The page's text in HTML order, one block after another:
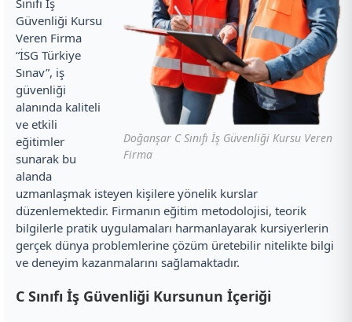
Doğanşar C Sınıfı İş Güvenliği Kursu Veren
Firma
Sınıfı İş
Güvenliği Kursu
Veren Firma
“İSG Türkiye
Sınav”, iş
güvenliği
alanında kaliteli
ve etkili
eğitimler
sunarak bu
alanda
uzmanlaşmak isteyen kişilere yönelik kurslar
düzenlemektedir. Firmanın eğitim metodolojisi, teorik
bilgilerle pratik uygulamaları harmanlayarak kursiyerlerin
gerçek dünya problemlerine çözüm üretebilir nitelikte bilgi
ve deneyim kazanmalarını sağlamaktadır.
C Sınıfı İş Güvenliği Kursunun İçeriği